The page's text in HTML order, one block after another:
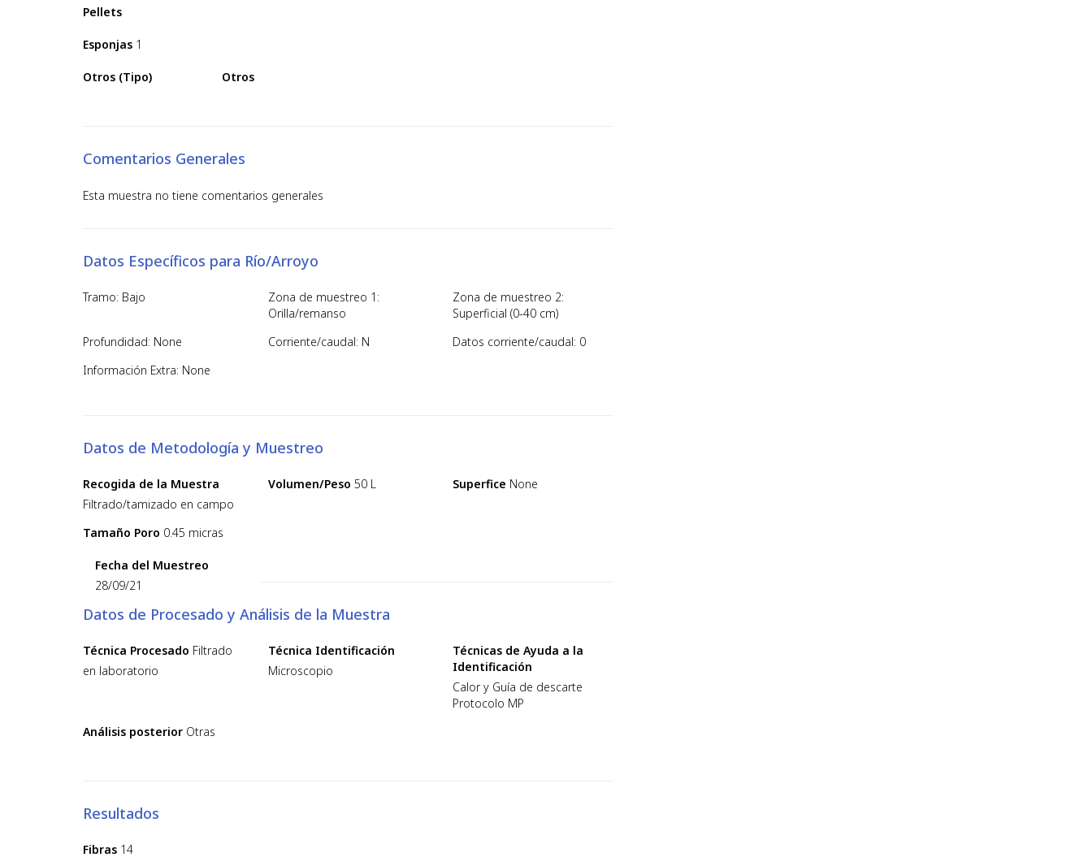
Pellets
Esponjas 1
Otros (Tipo) Otros
Comentarios Generales
Esta muestra no tiene comentarios generales
Datos Específicos para Río/Arroyo
Tramo: Bajo
Zona de muestreo 1:
Orilla/remanso
Zona de muestreo 2:
Superficial (0-40 cm)
Profundidad: None
Corriente/caudal: N
Datos corriente/caudal: 0
Información Extra: None
Datos de Metodología y Muestreo
Recogida de la Muestra
Filtrado/tamizado en campo
Volumen/Peso 50 L Superfice None
Tamaño Poro 0.45 micras
Fecha del Muestreo
28/09/21
Datos de Procesado y Análisis de la Muestra
Técnica Procesado Filtrado
en laboratorio
Técnica Identificación
Microscopio
Técnicas de Ayuda a la
Identificación
Calor y Guía de descarte
Protocolo MP
Análisis posterior Otras
Resultados
Fibras 14